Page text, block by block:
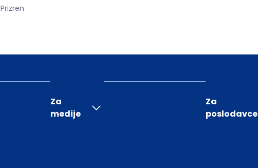
Prizren
Za
medije
Za
poslodavce